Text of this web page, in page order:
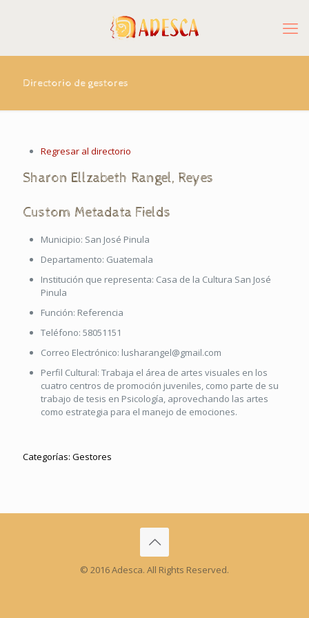
Directorio de gestores
Regresar al directorio
Sharon Ellzabeth Rangel, Reyes
Custom Metadata Fields
Municipio: San José Pinula
Departamento: Guatemala
Institución que representa: Casa de la Cultura San José
Pinula
Función: Referencia
Teléfono: 58051151
Correo Electrónico: lusharangel@gmail.com
Perfil Cultural: Trabaja el área de artes visuales en los
cuatro centros de promoción juveniles, como parte de su
trabajo de tesis en Psicología, aprovechando las artes
como estrategia para el manejo de emociones.
Categorías: Gestores
© 2016 Adesca. All Rights Reserved.